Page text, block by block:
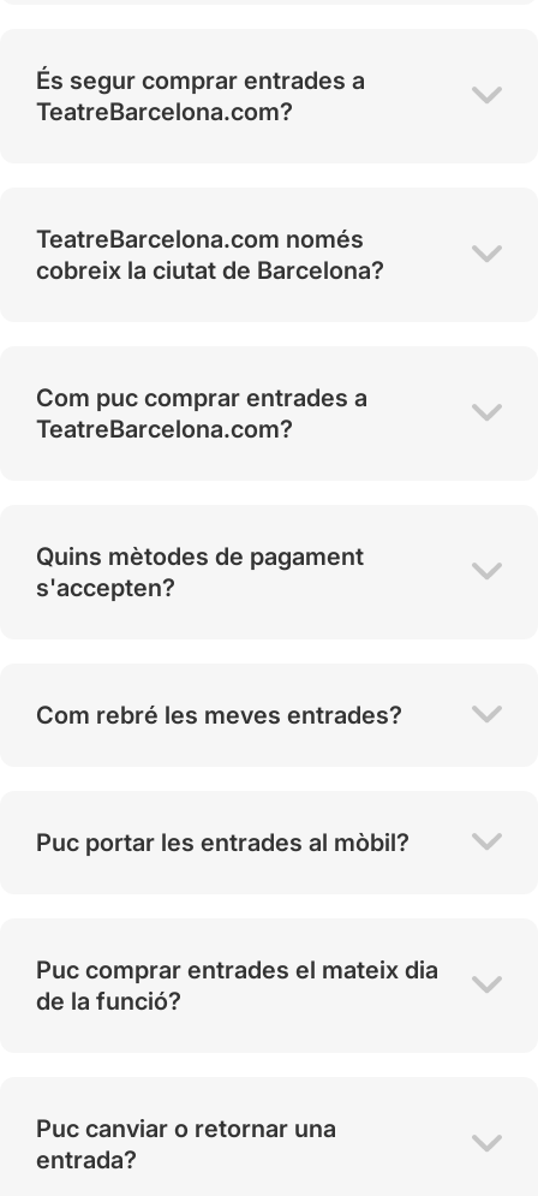
És segur comprar entrades a
TeatreBarcelona.com?
TeatreBarcelona.com només
cobreix la ciutat de Barcelona?
Com puc comprar entrades a
TeatreBarcelona.com?
Quins mètodes de pagament
s'accepten?
Com rebré les meves entrades?
Puc portar les entrades al mòbil?
Puc comprar entrades el mateix dia
de la funció?
Puc canviar o retornar una
entrada?